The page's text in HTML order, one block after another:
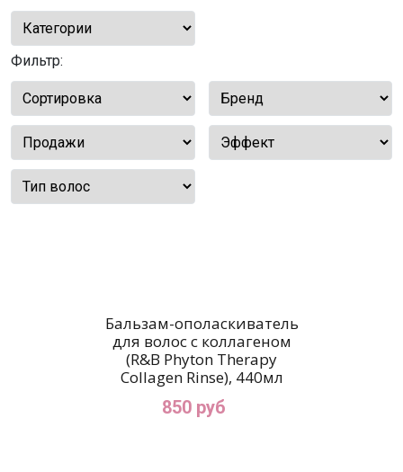
Фильтр:
Бальзам-ополаскиватель
для волос с коллагеном
(R&B Phyton Therapy
Collagen Rinse), 440мл
850 руб